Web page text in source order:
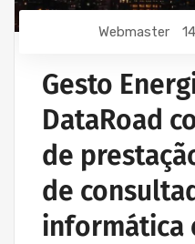
Webmaster
Gesto
DataRoad
de
de
informática